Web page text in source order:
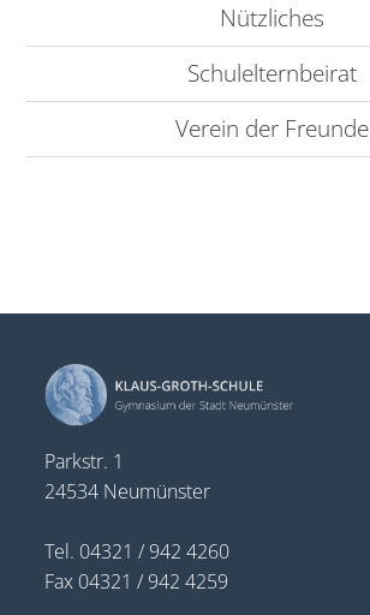
Nützliches
Schulelternbeirat
Verein der Freunde
Parkstr. 1
24534 Neumünster
Tel. 04321 / 942 4260
Fax 04321 / 942 4259